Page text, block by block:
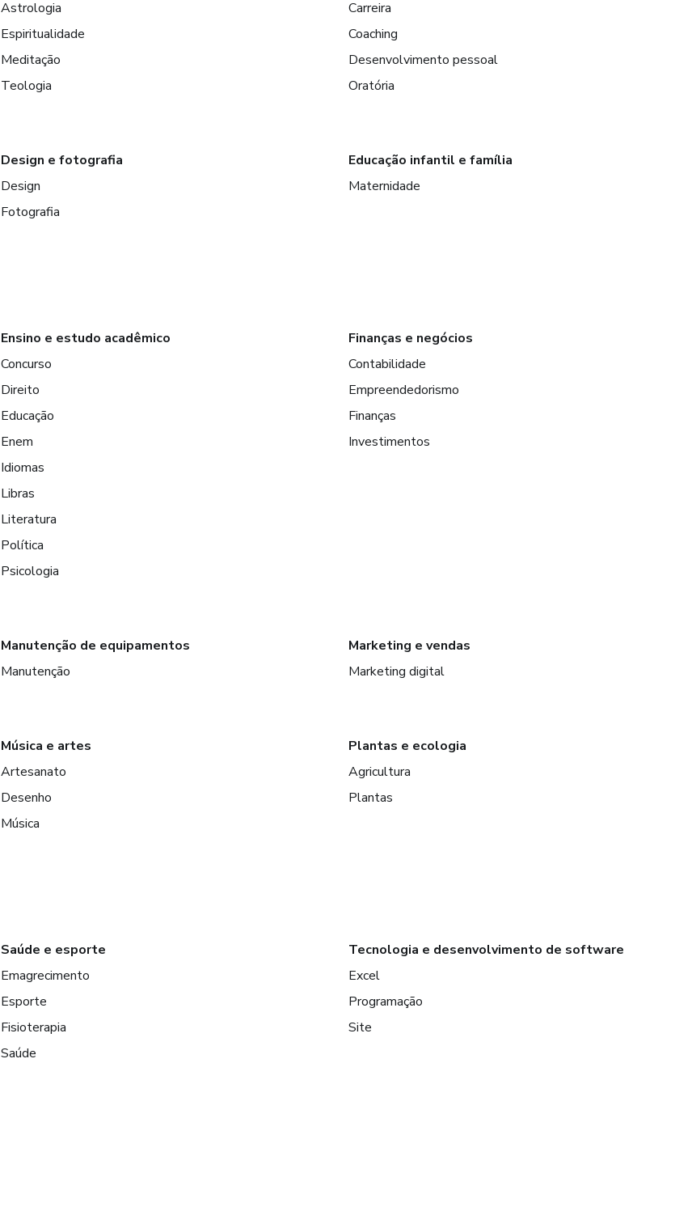
Astrologia
Espiritualidade
Meditação
Teologia
Carreira
Coaching
Desenvolvimento pessoal
Oratória
Design e fotografia
Design
Fotografia
Educação infantil e família
Maternidade
Ensino e estudo acadêmico
Concurso
Direito
Educação
Enem
Idiomas
Libras
Literatura
Política
Psicologia
Finanças e negócios
Contabilidade
Empreendedorismo
Finanças
Investimentos
Manutenção de equipamentos
Manutenção
Marketing e vendas
Marketing digital
Música e artes
Artesanato
Desenho
Música
Plantas e ecologia
Agricultura
Plantas
Saúde e esporte
Emagrecimento
Esporte
Fisioterapia
Saúde
Tecnologia e desenvolvimento de software
Excel
Programação
Site